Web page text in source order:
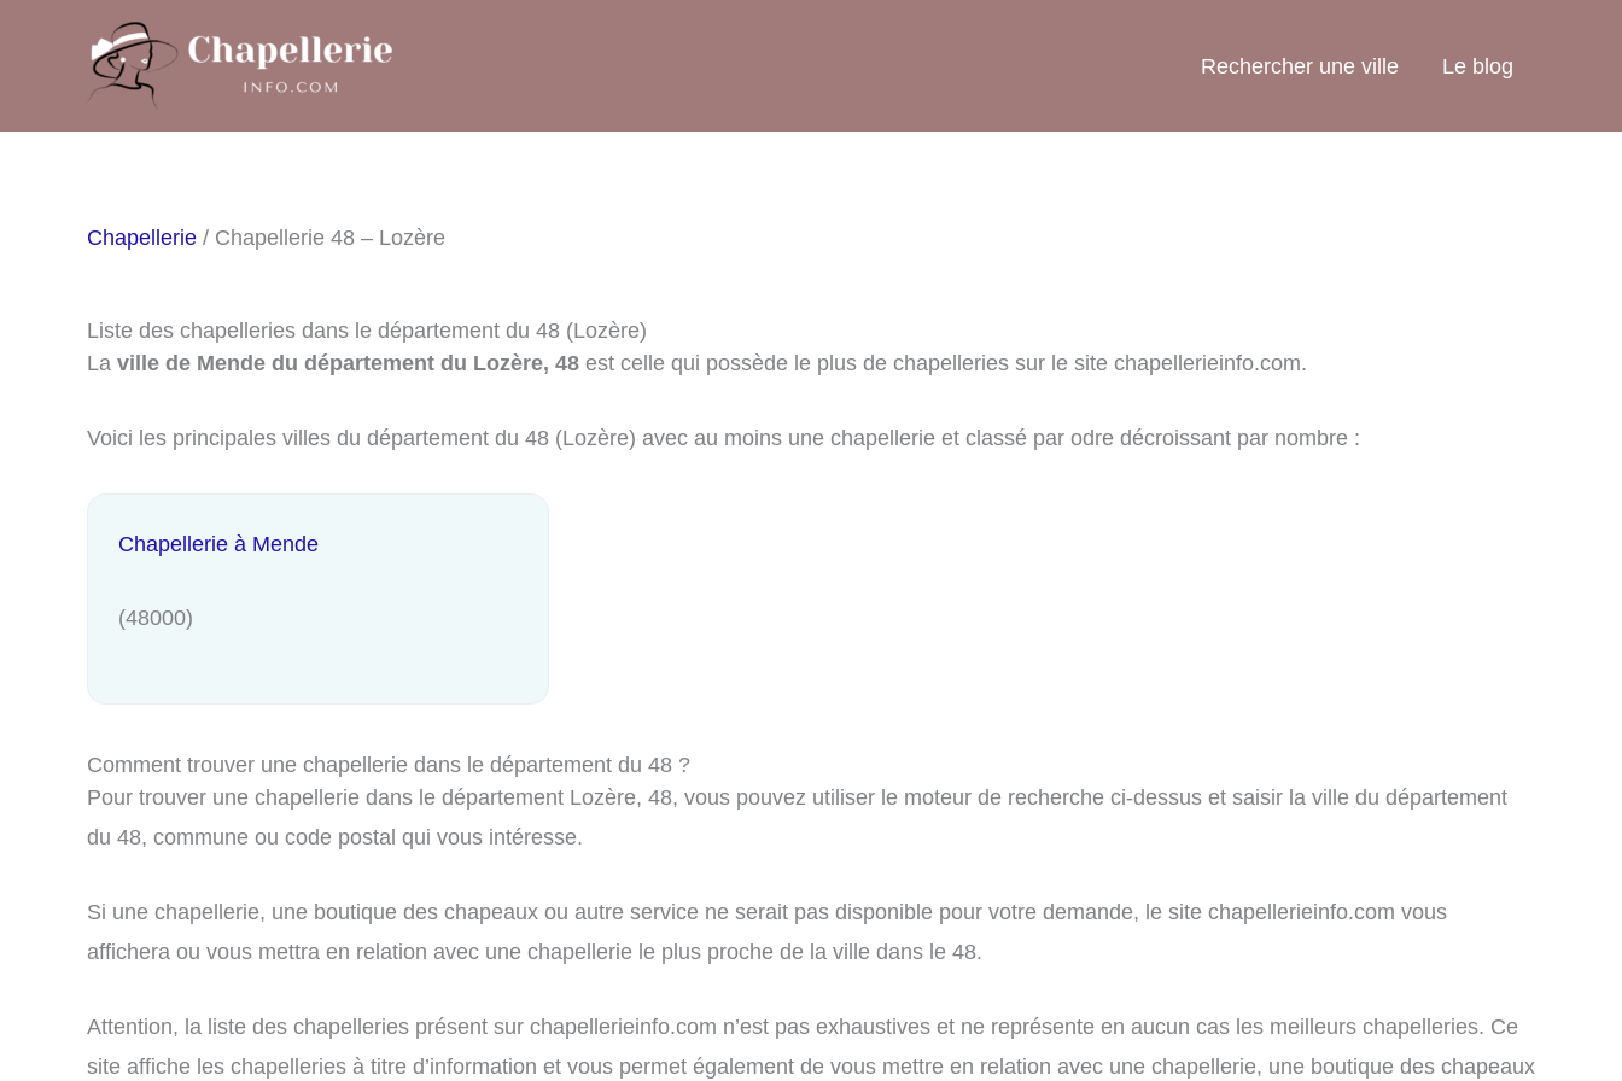
Rechercher une ville Le blog
Chapellerie / Chapellerie 48 – Lozère
Liste des chapelleries dans le département du 48 (Lozère)
La ville de Mende du département du Lozère, 48 est celle qui possède le plus de chapelleries sur le site chapellerieinfo.com.
Voici les principales villes du département du 48 (Lozère) avec au moins une chapellerie et classé par odre décroissant par nombre :
Chapellerie à Mende
(48000)
Comment trouver une chapellerie dans le département du 48 ?
Pour trouver une chapellerie dans le département Lozère, 48, vous pouvez utiliser le moteur de recherche ci-dessus et saisir la ville du département
du 48, commune ou code postal qui vous intéresse.
Si une chapellerie, une boutique des chapeaux ou autre service ne serait pas disponible pour votre demande, le site chapellerieinfo.com vous
affichera ou vous mettra en relation avec une chapellerie le plus proche de la ville dans le 48.
Attention, la liste des chapelleries présent sur chapellerieinfo.com n’est pas exhaustives et ne représente en aucun cas les meilleurs chapelleries. Ce
site affiche les chapelleries à titre d’information et vous permet également de vous mettre en relation avec une chapellerie, une boutique des chapeaux